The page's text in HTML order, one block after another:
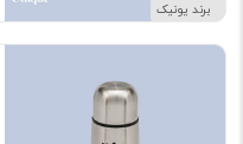
برند یونیک